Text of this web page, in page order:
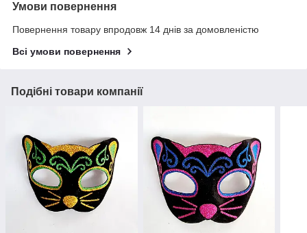
Умови повернення
Повернення товару впродовж 14 днів за домовленістю
Всі умови повернення
Подібні товари компанії